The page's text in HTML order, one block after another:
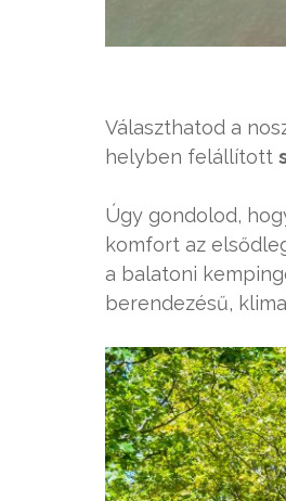
Választhatod a
helyben felállított
Úgy gondolod,
komfort az
a balatoni
berendezésű,